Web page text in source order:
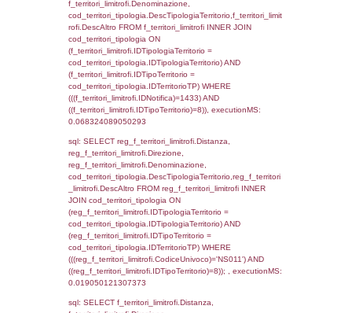
0.019248962402344
sql: SELECT f_territori_limitrofi.Distanza,
f_territori_limitrofi.Direzione,
f_territori_limitrofi.Denominazione,
f_territori_limitrofi.DescAltro FROM
(f_territori_limitrofi.IDTipologiaTerritorio =
cod_territori_tipologia.IDTipologiaTerritorio)
(f_territori_limitrofi.IDTipoTerritorio =
cod_territori_tipologia.IDTerritorioTP)
(((f_territori_limitrofi.IDNotifica)=1433) AND
((f_territori_limitrofi.IDTipoTerritorio)=3)),
0.069941997528076
sql: SELECT f_territori_limitrofi.Distanza,
f_territori_limitrofi.Direzione,